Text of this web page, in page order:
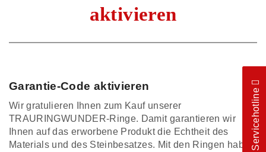
aktivieren
Garantie-Code aktivieren
Wir gratulieren Ihnen zum Kauf unserer
TRAURINGWUNDER-Ringe. Damit garantieren wir
Ihnen auf das erworbene Produkt die Echtheit des
Materials und des Steinbesatzes. Mit den Ringen habenServicehotline